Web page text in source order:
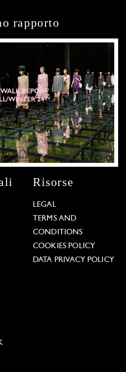
rapporto
Risorse
LEGAL
TERMS AND
CONDITIONS
COOKIES POLICY
DATA PRIVACY POLICY